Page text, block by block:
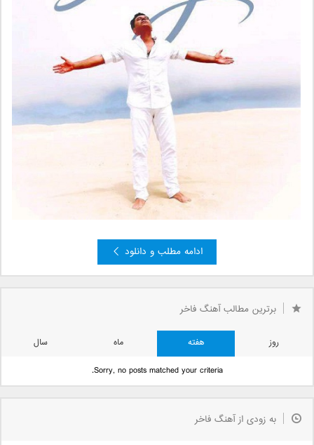
ادامه مطلب و دانلود
برترین مطالب آهنگ فاخر
روز هفته ماه
سال
Sorry, no posts matched your criteria.
به زودی از آهنگ فاخر